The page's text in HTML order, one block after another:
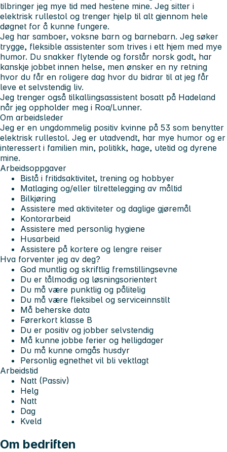
tilbringer jeg mye tid med hestene mine. Jeg sitter i
elektrisk rullestol og trenger hjelp til alt gjennom hele
døgnet for å kunne fungere.
Jeg har samboer, voksne barn og barnebarn. Jeg søker
trygge, fleksible assistenter som trives i ett hjem med mye
humor. Du snakker flytende og forstår norsk godt, har
kanskje jobbet innen helse, men ønsker en ny retning
hvor du får en roligere dag hvor du bidrar til at jeg får
leve et selvstendig liv.
Jeg trenger også tilkallingsassistent bosatt på Hadeland
når jeg oppholder meg i Roa/Lunner.
Om arbeidsleder
Jeg er en ungdommelig positiv kvinne på 53 som benytter
elektrisk rullestol. Jeg er utadvendt, har mye humor og er
interessert i familien min, politikk, hage, utetid og dyrene
mine.
Arbeidsoppgaver
Bistå i fritidsaktivitet, trening og hobbyer
Matlaging og/eller tilrettelegging av måltid
Bilkjøring
Assistere med aktiviteter og daglige gjøremål
Kontorarbeid
Assistere med personlig hygiene
Husarbeid
Assistere på kortere og lengre reiser
Hva forventer jeg av deg?
God muntlig og skriftlig fremstillingsevne
Du er tålmodig og løsningsorientert
Du må være punktlig og pålitelig
Du må være fleksibel og serviceinnstilt
Må beherske data
Førerkort klasse B
Du er positiv og jobber selvstendig
Må kunne jobbe ferier og helligdager
Du må kunne omgås husdyr
Personlig egnethet vil bli vektlagt
Arbeidstid
Natt (Passiv)
Helg
Natt
Dag
Kveld
Om bedriften